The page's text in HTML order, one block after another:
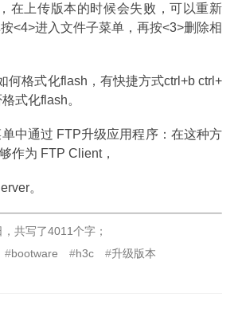
在上传版本的时候会失败，可以重新
<4>进入文件子菜单，再按<3>删除相
何格式化flash，有快捷方式ctrl+b ctrl+
式化flash。
中通过 FTP升级应用程序：在这种方
作为 FTP Client，
。
， 共写了4011个字 ；
bootware h3c 升级版本